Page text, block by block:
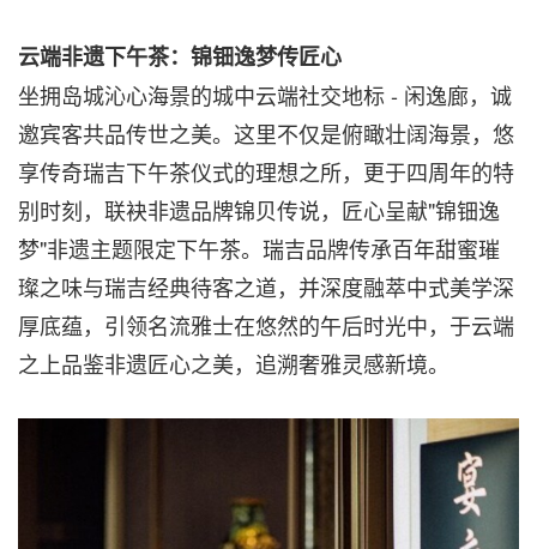
云端非遗下午茶：锦钿逸梦传匠心
坐拥岛城沁心海景的城中云端社交地标 - 闲逸廊，诚
邀宾客共品传世之美。这里不仅是俯瞰壮阔海景，悠
享传奇瑞吉下午茶仪式的理想之所，更于四周年的特
别时刻，联袂非遗品牌锦贝传说，匠心呈献"锦钿逸
梦"非遗主题限定下午茶。瑞吉品牌传承百年甜蜜璀
璨之味与瑞吉经典待客之道，并深度融萃中式美学深
厚底蕴，引领名流雅士在悠然的午后时光中，于云端
之上品鉴非遗匠心之美，追溯奢雅灵感新境。